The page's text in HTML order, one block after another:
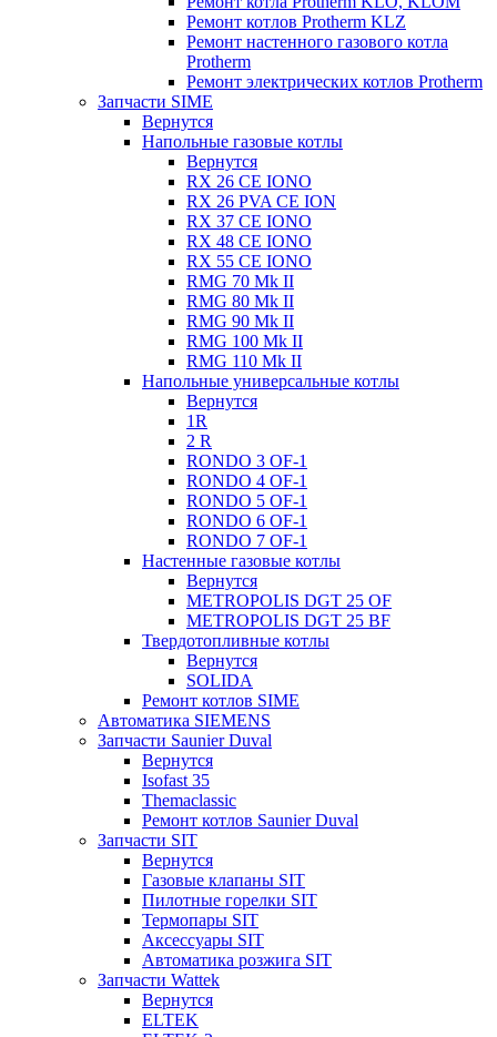
Ремонт котлов Protherm KLZ
Ремонт настенного газового котла
Protherm
Ремонт электрических котлов Protherm
Запчасти SIME
Вернутся
Напольные газовые котлы
Вернутся
RX 26 CE IONO
RX 26 PVA CE ION
RX 37 CE IONO
RX 48 CE IONO
RX 55 CE IONO
RMG 70 Mk II
RMG 80 Mk II
RMG 90 Mk II
RMG 100 Mk II
RMG 110 Mk II
Напольные универсальные котлы
Вернутся
1R
2 R
RONDO 3 OF-1
RONDO 4 OF-1
RONDO 5 OF-1
RONDO 6 OF-1
RONDO 7 OF-1
Настенные газовые котлы
Вернутся
METROPOLIS DGT 25 OF
METROPOLIS DGT 25 BF
Твердотопливные котлы
Вернутся
SOLIDA
Ремонт котлов SIME
Автоматика SIEMENS
Запчасти Saunier Duval
Вернутся
Isofast 35
Themaclassic
Ремонт котлов Saunier Duval
Запчасти SIT
Вернутся
Газовые клапаны SIT
Пилотные горелки SIT
Термопары SIT
Аксессуары SIT
Автоматика розжига SIT
Запчасти Wattek
Вернутся
ELTEK